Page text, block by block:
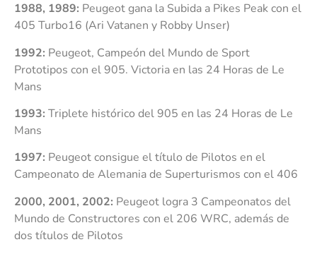
1988, 1989: Peugeot gana la Subida a Pikes Peak con el
405 Turbo16 (Ari Vatanen y Robby Unser)
1992: Peugeot, Campeón del Mundo de Sport
Prototipos con el 905. Victoria en las 24 Horas de Le
Mans
1993: Triplete histórico del 905 en las 24 Horas de Le
Mans
1997: Peugeot consigue el título de Pilotos en el
Campeonato de Alemania de Superturismos con el 406
2000, 2001, 2002: Peugeot logra 3 Campeonatos del
Mundo de Constructores con el 206 WRC, además de
dos títulos de Pilotos